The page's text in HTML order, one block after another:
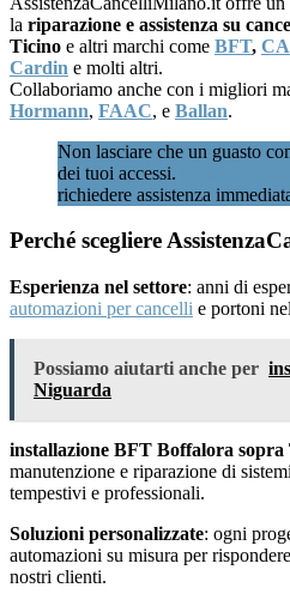
la riparazione e assistenza su
Ticino e altri marchi come BFT,
Cardin e molti altri.
Collaboriamo anche con i migliori
Hormann, FAAC, e Ballan.
Non lasciare che un guasto
dei tuoi accessi.
richiedere assistenza
Perché scegliere
Esperienza nel settore: anni di
automazioni per cancelli e portoni
Possiamo aiutarti anche per
Niguarda
installazione BFT Boffalora sopra
manutenzione e riparazione di
tempestivi e professionali.
Soluzioni personalizzate: ogni
automazioni su misura per
nostri clienti.